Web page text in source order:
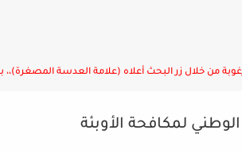
من خلال زر البحث أعلاه (علامة العدسة المصغرة)،،
لمكافحة الأوبئة